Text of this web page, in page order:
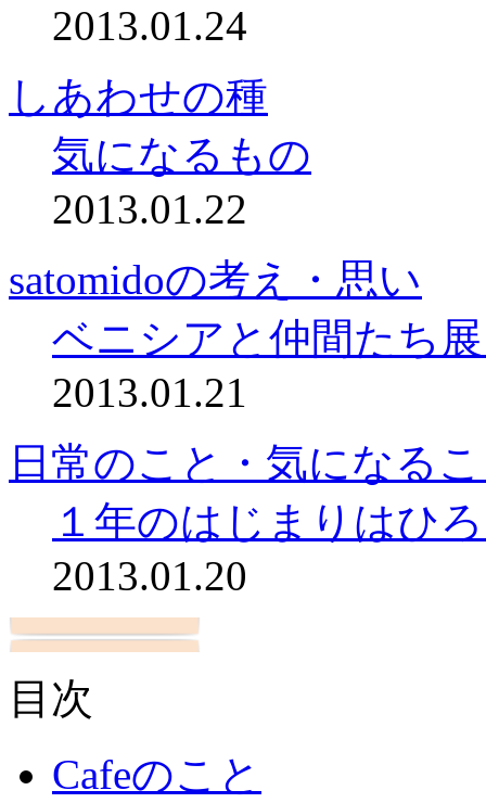
2013.01.24
しあわせの種
気になるもの
2013.01.22
satomidoの考え・思い
ベニシアと仲間たち
2013.01.21
日常のこと・気になる
１年のはじまりはひ
2013.01.20
目次
Cafeのこと